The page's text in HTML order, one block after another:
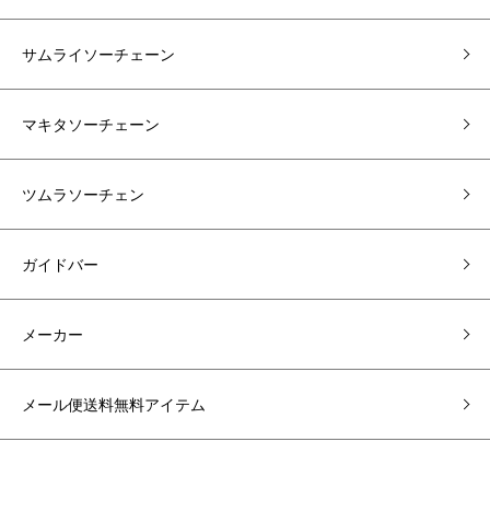
サムライソーチェーン
マキタソーチェーン
ツムラソーチェン
ガイドバー
メーカー
メール便送料無料アイテム